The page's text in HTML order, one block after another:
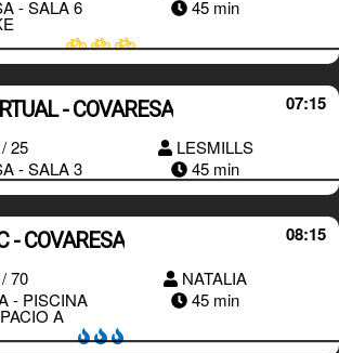
- SALA 6
45 min
07:15
- COVARESA
25
LESMILLS
- SALA 3
45 min
08:15
- COVARESA
70
NATALIA
- PISCINA
A
45 min
RESERVAR